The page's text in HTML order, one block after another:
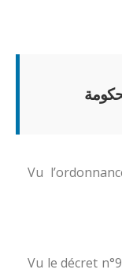
Vu
Vu le décret